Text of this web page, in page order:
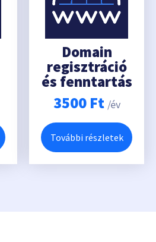
Domain
regisztráció
és fenntartás
3500 Ft /év
További részletek